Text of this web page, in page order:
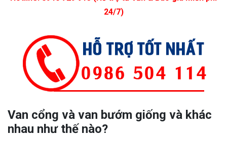
24/7)
Van cổng và van bướm giống và khác
nhau như thế nào?